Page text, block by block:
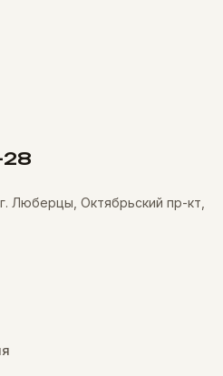
28
Люберцы, Октябрьский пр-кт,